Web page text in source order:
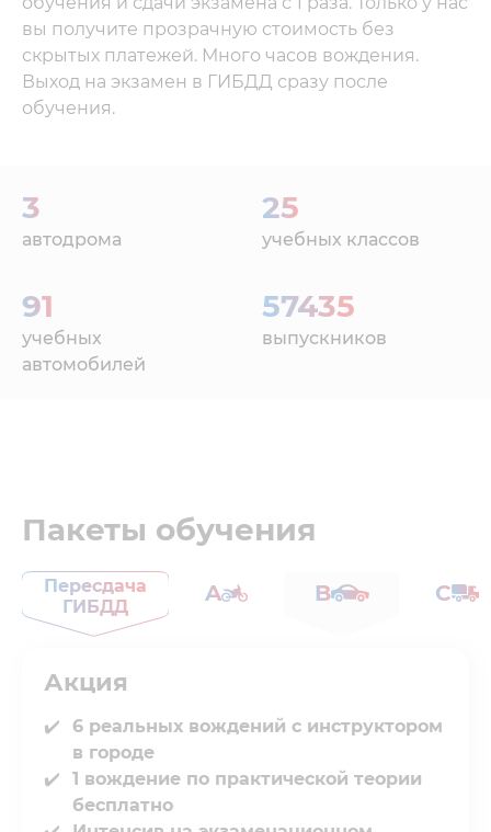
вы получите прозрачную стоимость без
скрытых платежей. Много часов вождения.
Выход на экзамен в ГИБДД сразу после
обучения.
3
автодрома
25
учебных классов
91
учебных
автомобилей
57435
выпускников
Пакеты обучения
Пересдача
ГИБДД
A B C
Акция
6 реальных вождений с инструктором
в городе⁣⁣
1 вождение по практической теории
бесплатно